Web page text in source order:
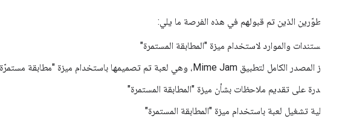
تتوفّر للمطوّرين الذين تم قبولهم في هذه الفرصة ما يلي:
المستندات والموارد لاستخدام ميزة "المطابقة المستمرة"
رمز المصدر الكامل لتطبيق Mime Jam، وهي لعبة تم تصميمها باستخدام ميزة "مطابقة مستمرّة"
القدرة على تقديم ملاحظات بشأن ميزة "المطابقة المستمرة"
أهلية تشغيل لعبة باستخدام ميزة "المطابقة المستمرة"